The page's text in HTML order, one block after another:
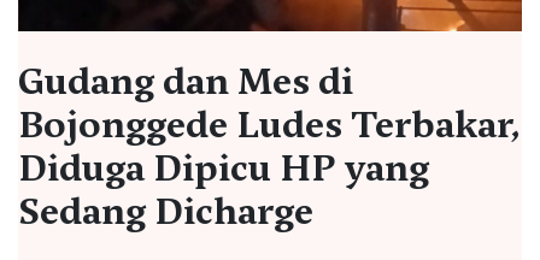
Gudang dan Mes di
Bojonggede Ludes Terbakar,
Diduga Dipicu HP yang
Sedang Dicharge